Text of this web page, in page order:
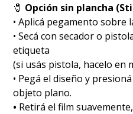
🧷 Opción sin plancha
• Aplicá pegamento sobre
• Secá con secador o
etiqueta
(si usás pistola, hacelo en
• Pegá el diseño y
objeto plano.
• Retirá el film